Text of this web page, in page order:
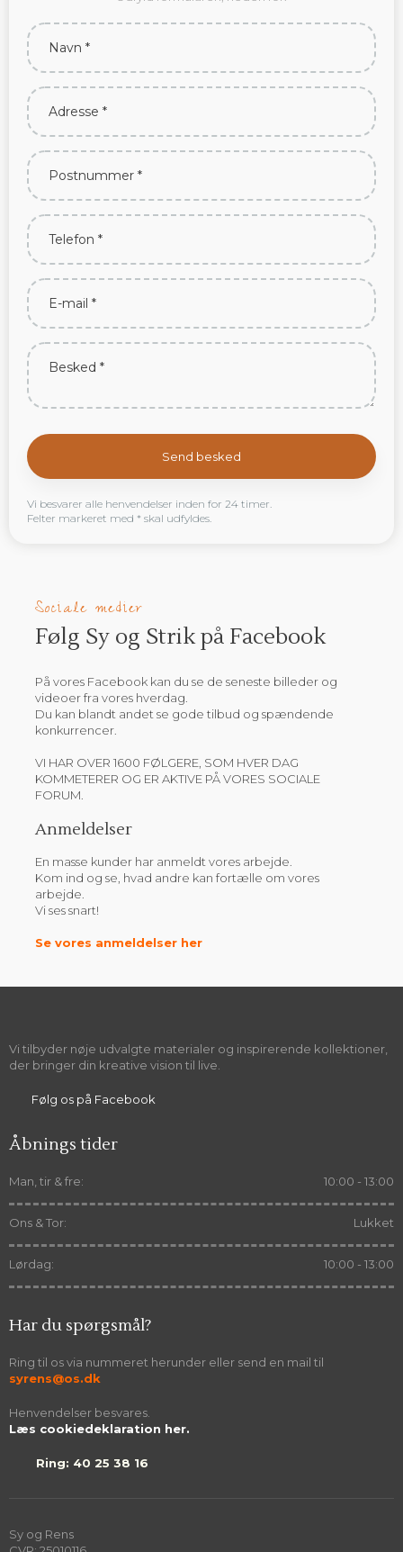
Vi besvarer alle henvendelser inden for 24 timer.
Felter markeret med * skal udfyldes.​
Sociale medier
Følg Sy og Strik på Facebook​
​​På vores Facebook kan du se de seneste billeder og
videoer fra vores hverdag.
​Du kan blandt andet se gode tilbud og spændende
konkurrencer.​
​VI HAR OVER 1600 FØLGERE, SOM HVER DAG​
KOMMETERER OG ER AKTIVE PÅ VORES SOCIALE
FORUM.
​Anmeldelser
En masse kunder har anmeldt vores arbejde.
Kom ind og se, hvad andre kan fortælle om vores
arbejde.
Vi ses snart!
Se vores anmeldelser her
Vi tilbyder nøje udvalgte materialer og inspirerende kollektioner,
der bringer din kreative vision til live.
​Følg os på Facebook
Åbnings tider
Man, tir & fre: 10:00 - 13:00
Ons & Tor: Lukket
Lørdag: 10:00 - 13:00
Har du spørgsmål?
Ring til os via nummeret herunder eller send en mail til
syrens@os.dk
Henvendelser besvares.​
Læs cookiedeklaration her.
Ring: 40 25 38 16
Sy og Rens